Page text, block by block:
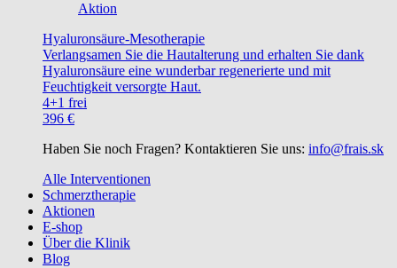
Aktion
Hyaluronsäure-Mesotherapie
Verlangsamen Sie die Hautalterung und erhalten Sie dank
Hyaluronsäure eine wunderbar regenerierte und mit
Feuchtigkeit versorgte Haut.
4+1 frei
396 €
Haben Sie noch Fragen? Kontaktieren Sie uns: info@frais.sk
Alle Interventionen
Schmerztherapie
Aktionen
E-shop
Über die Klinik
Blog